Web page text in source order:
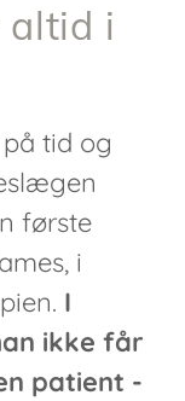
altid i
tid og
første
i
I
ikke får
patient -